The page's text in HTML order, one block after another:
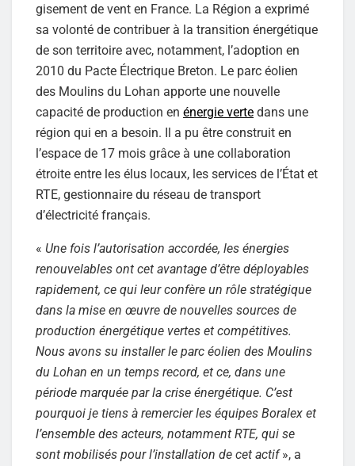
gisement de vent en France. La Région a exprimé
sa volonté de contribuer à la transition énergétique
de son territoire avec, notamment, l’adoption en
2010 du Pacte Électrique Breton. Le parc éolien
des Moulins du Lohan apporte une nouvelle
capacité de production en énergie verte dans une
région qui en a besoin. Il a pu être construit en
l’espace de 17 mois grâce à une collaboration
étroite entre les élus locaux, les services de l’État et
RTE, gestionnaire du réseau de transport
d’électricité français.
« Une fois l’autorisation accordée, les énergies
renouvelables ont cet avantage d’être déployables
rapidement, ce qui leur confère un rôle stratégique
dans la mise en œuvre de nouvelles sources de
production énergétique vertes et compétitives.
Nous avons su installer le parc éolien des Moulins
du Lohan en un temps record, et ce, dans une
période marquée par la crise énergétique. C’est
pourquoi je tiens à remercier les équipes Boralex et
l’ensemble des acteurs, notamment RTE, qui se
sont mobilisés pour l’installation de cet actif», a